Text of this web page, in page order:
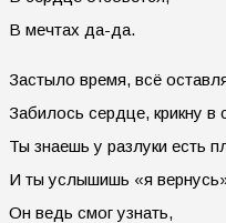
В мечтах да-да.
Застыло время, всё
Забилось сердце, крикну
Ты знаешь у разлуки есть
И ты услышишь «я
Он ведь смог узнать,